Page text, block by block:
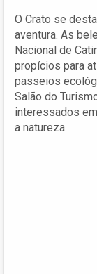
O Crato se
aventura. As
Nacional de
propícios para
passeios
Salão do
interessados
a natureza.